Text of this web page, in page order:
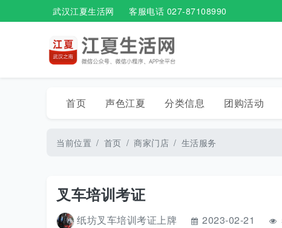
武汉江夏生活网 客服电话 027-87108990
首页 声色江夏 分类信息 团购活动
当前位置 首页 商家门店 生活服务
叉车培训考证
纸坊叉车培训考证上牌 2023-02-21